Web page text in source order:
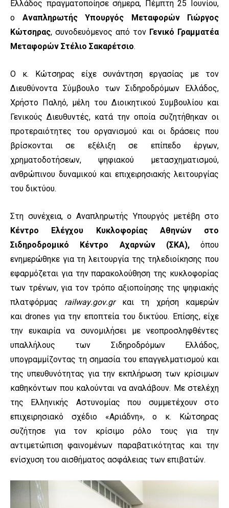
Ελλάδος πραγματοποίησε σήμερα, Πέμπτη 25 Ιουνίου,
ο Αναπληρωτής Υπουργός Μεταφορών Γιώργος
Κώτσηρας, συνοδευόμενος από τον Γενικό Γραμματέα
Μεταφορών Στέλιο Σακαρέτσιο.
Ο κ. Κώτσηρας είχε συνάντηση εργασίας με τον
Διευθύνοντα Σύμβουλο των Σιδηροδρόμων Ελλάδος,
Χρήστο Παληό, μέλη του Διοικητικού Συμβουλίου και
Γενικούς Διευθυντές, κατά την οποία συζητήθηκαν οι
προτεραιότητες του οργανισμού και οι δράσεις που
βρίσκονται σε εξέλιξη σε επίπεδο έργων,
χρηματοδοτήσεων, ψηφιακού μετασχηματισμού,
ανθρώπινου δυναμικού και επɩχεɩρησɩακής λειτουργίας
του δικτύου.
Στη συνέχεια, ο Αναπληρωτής Υπουργός μετέβη στο
Κέντρο Ελέγχου Κυκλοφορίας Αθηνών στο
Σιδηροδρομικό Κέντρο Αχαρνών (ΣΚΑ),όπου
ενημερώθηκε για τη λειτουργία της τηλεδιοίκησης που
εφαρμόζεται για την παρακολούθηση της κυκλοφορίας
των τρένων, για τον τρόπο αξιοποίησης της ψηφιακής
πλατφόρμας railway.gov.grκαι τη χρήση καμερών
καιdrones για την εποπτεία του δικτύου. Επίσης, είχε
την ευκαιρία να συνομιλήσει με νεοπροσληφθέντες
υπαλλήλους των Σιδηροδρόμων Ελλάδος,
υπογραμμίζοντας τη σημασία του επαγγελματισμού και
της υπευθυνότητας για την εκπλήρωση των κρίσιμων
καθηκόντων που καλούνται να αναλάβουν. Με στελέχη
της Ελληνικής Αστυνομίας που συμμετέχουν στο
επιχειρησιακό σχέδιο «Αριάδνη», ο κ. Κώτσηρας
συζήτησε για τον κρίσιμο ρόλο τους για την
αντιμετώπιση φαινομένων παραβατικότητας και την
ενίσχυση του αισθήματος ασφάλειας των επιβατών.